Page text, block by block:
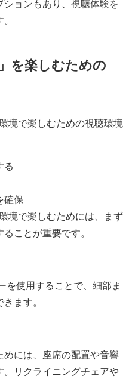
ョンもあり、視聴体験を
を楽しむための
境で楽しむための視聴環境
る
確保
境で楽しむためには、まず
ことが重要です。
を使用することで、細部ま
ます。
めには、座席の配置や音響
。リクライニングチェアや